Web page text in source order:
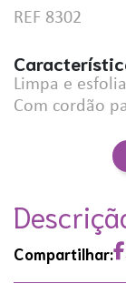
REF 8302
Limpa e esfolia
Com cordão
Compartilhar: